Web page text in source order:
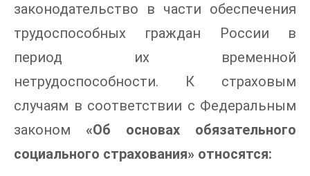
законодательство в части обеспечения
трудоспособных граждан России в
период их временной
нетрудоспособности. К страховым
случаям в соответствии с Федеральным
законом «Об основах обязательного
социального страхования» относятся: